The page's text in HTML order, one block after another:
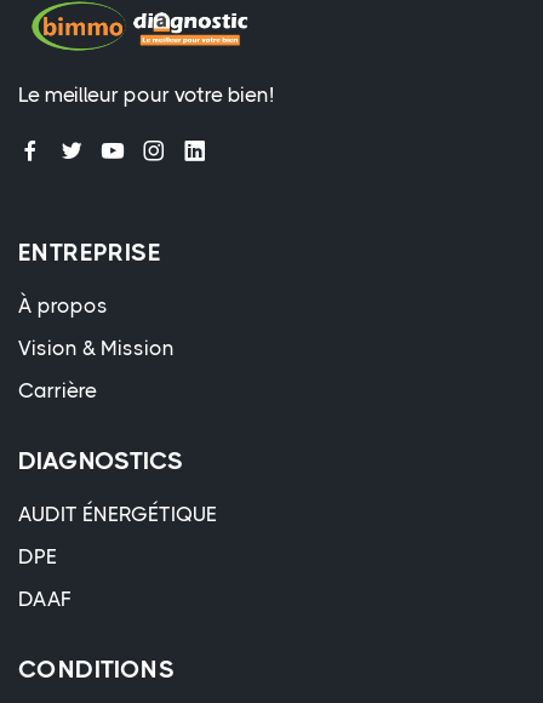
Le meilleur pour votre bien!
ENTREPRISE
À propos
Vision & Mission
Carrière
DIAGNOSTICS
AUDIT ÉNERGÉTIQUE
DPE
DAAF
CONDITIONS